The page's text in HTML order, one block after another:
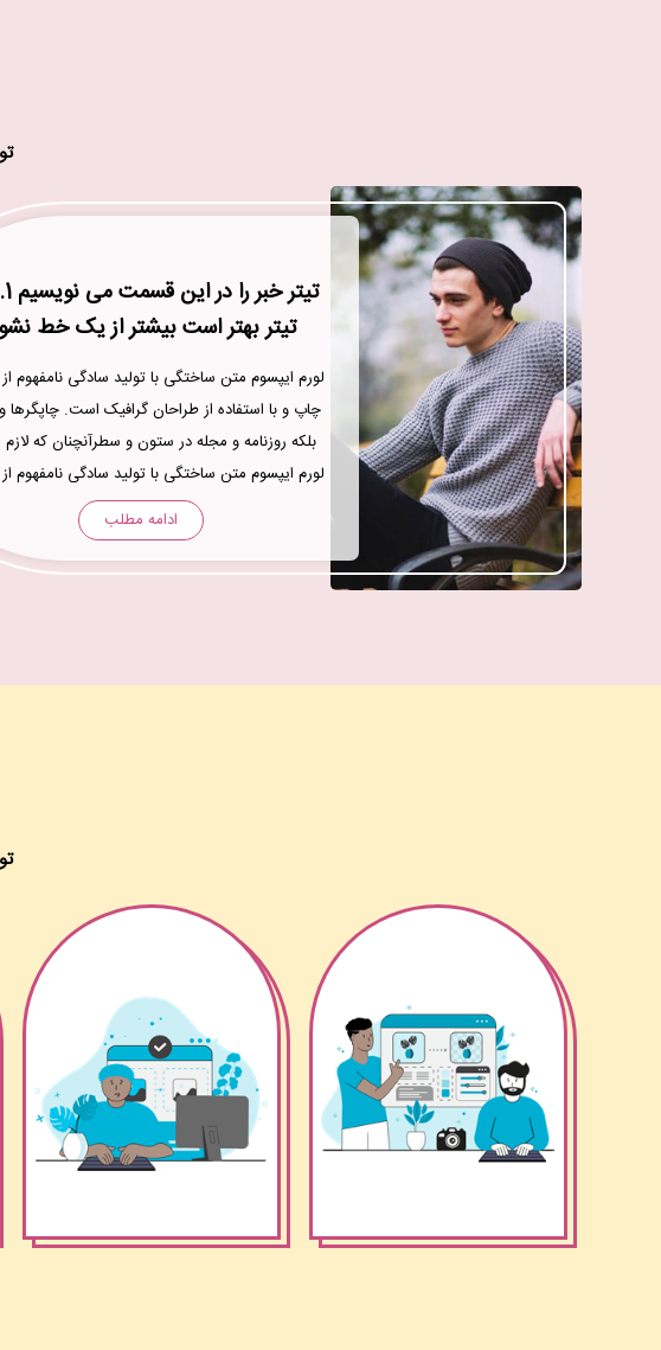
تیتر بهتر است بیشتر از یک خط
لورم ایپسوم متن ساختگی با تولید سادگی نامفهوم
چاپ و با استفاده از طراحان گرافیک است. چاپگرها
بلکه روزنامه و مجله در ستون و سطرآنچنان که
لورم ایپسوم متن ساختگی با تولید سادگی نامفهوم
چاپ و با استفاده از طراحان گرافیک است.
ادامه مطلب